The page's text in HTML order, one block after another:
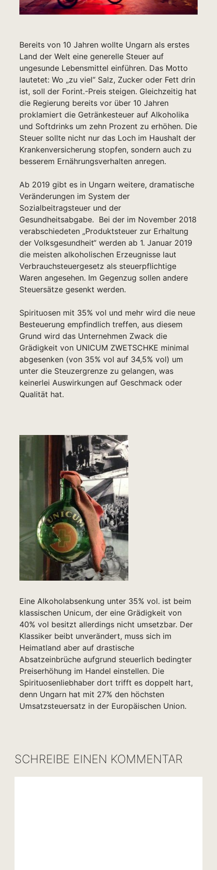
Bereits von 10 Jahren wollte Ungarn als erstes
Land der Welt eine generelle Steuer auf
ungesunde Lebensmittel einführen. Das Motto
lautetet: Wo „zu viel“ Salz, Zucker oder Fett drin
ist, soll der Forint.-Preis steigen. Gleichzeitig hat
die Regierung bereits vor über 10 Jahren
proklamiert die Getränkesteuer auf Alkoholika
und Softdrinks um zehn Prozent zu erhöhen. Die
Steuer sollte nicht nur das Loch im Haushalt der
Krankenversicherung stopfen, sondern auch zu
besserem Ernährungsverhalten anregen.
Ab 2019 gibt es in Ungarn weitere, dramatische
Veränderungen im System der
Sozialbeitragsteuer und der
Gesundheitsabgabe. Bei der im November 2018
verabschiedeten „Produktsteuer zur Erhaltung
der Volksgesundheit“ werden ab 1. Januar 2019
die meisten alkoholischen Erzeugnisse laut
Verbrauchsteuergesetz als steuerpflichtige
Waren angesehen. Im Gegenzug sollen andere
Steuersätze gesenkt werden.
Spirituosen mit 35% vol und mehr wird die neue
Besteuerung empfindlich treffen, aus diesem
Grund wird das Unternehmen Zwack die
Grädigkeit von UNICUM ZWETSCHKE minimal
abgesenken (von 35% vol auf 34,5% vol) um
unter die Steuzergrenze zu gelangen, was
keinerlei Auswirkungen auf Geschmack oder
Qualität hat.
Eine Alkoholabsenkung unter 35% vol. ist beim
klassischen Unicum, der eine Grädigkeit von
40% vol besitzt allerdings nicht umsetzbar. Der
Klassiker beibt unverändert, muss sich im
Heimatland aber auf drastische
Absatzeinbrüche aufgrund steuerlich bedingter
Preiserhöhung im Handel einstellen. Die
Spirituosenliebhaber dort trifft es doppelt hart,
denn Ungarn hat mit 27% den höchsten
Umsatzsteuersatz in der Europäischen Union.
SCHREIBE EINEN KOMMENTAR